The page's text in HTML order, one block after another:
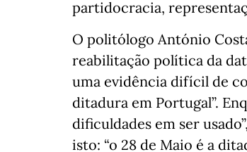
partidocracia,
O politólogo António
reabilitação política da
uma evidência difícil de
ditadura em Portugal”.
dificuldades em ser
isto: “o 28 de Maio é a